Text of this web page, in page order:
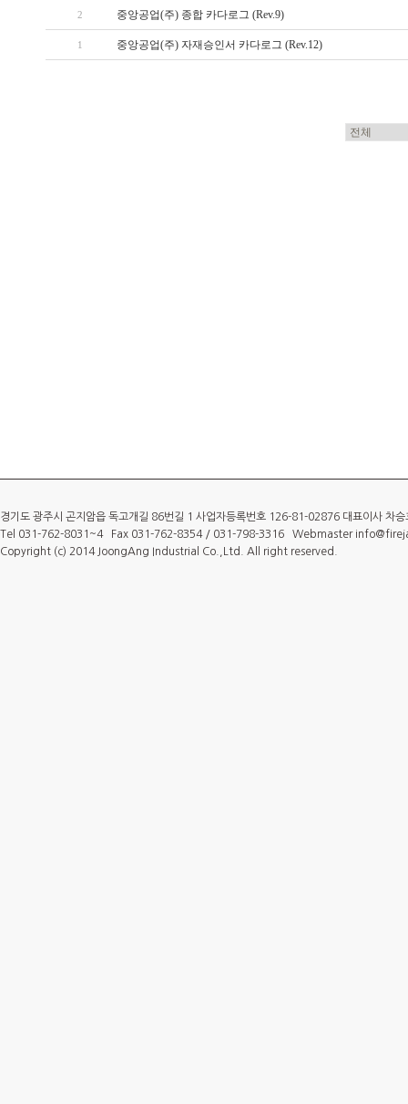
2 중앙공업(주) 종합 카다로그 (Rev.9)
1 중앙공업(주) 자재승인서 카다로그 (Rev.12)
경기도 광주시 곤지암읍 독고개길 86번길 1 사업자등록번호 126-81-02876 대표이사 차승
Tel 031-762-8031~4 Fax 031-762-8354 / 031-798-3316 Webmaster
Copyright (c) 2014 JoongAng Industrial Co.,Ltd. All right reserved.